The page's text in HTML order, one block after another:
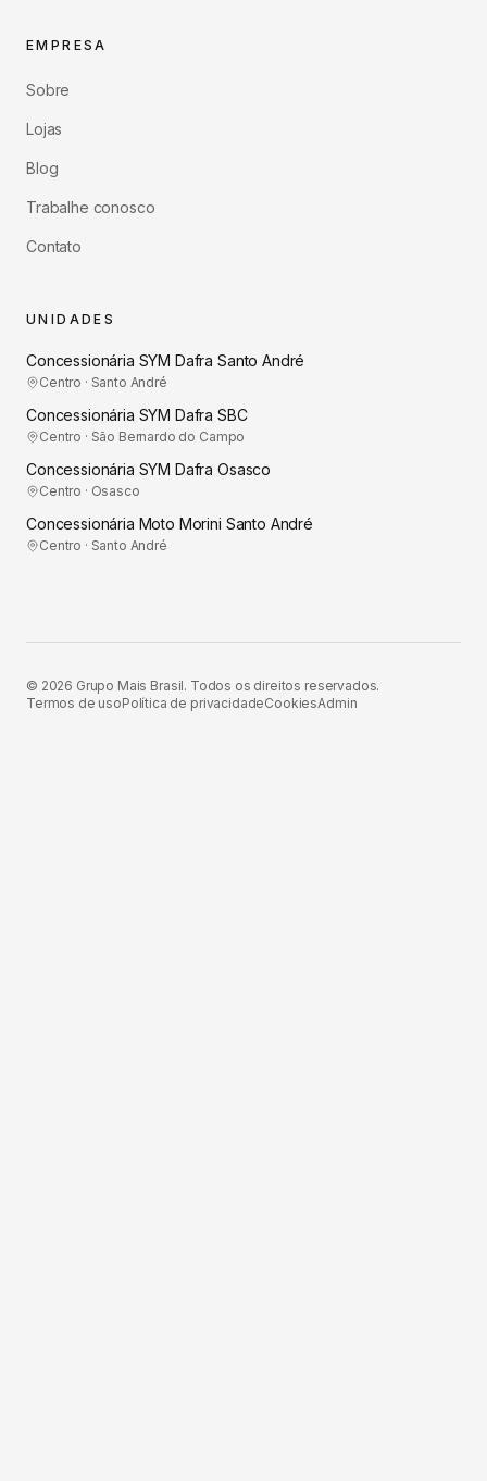
EMPRESA
Sobre
Lojas
Blog
Trabalhe conosco
Contato
UNIDADES
Concessionária SYM Dafra Santo André
Centro · Santo André
Concessionária SYM Dafra SBC
Centro · São Bernardo do Campo
Concessionária SYM Dafra Osasco
Centro · Osasco
Concessionária Moto Morini Santo André
Centro · Santo André
© 2026 Grupo Mais Brasil. Todos os direitos reservados.
Termos de usoPolítica de privacidadeCookiesAdmin